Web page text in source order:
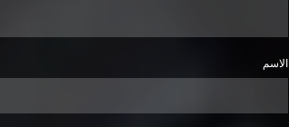
الاسم